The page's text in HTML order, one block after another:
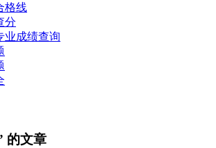
格线
分
业成绩查询
的文章